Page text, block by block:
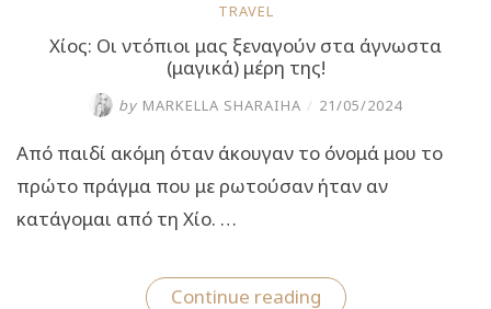
TRAVEL
Χίος: Οι ντόπιοι μας ξεναγούν στα άγνωστα
(μαγικά) μέρη της!
by MARKELLA SHARAIHA / 21/05/2024
Από παιδί ακόμη όταν άκουγαν το όνομά μου το
πρώτο πράγμα που με ρωτούσαν ήταν αν
κατάγομαι από τη Χίο. …
Continue reading“Χίος: